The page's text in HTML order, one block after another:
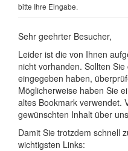
bitte Ihre Eingabe.
Sehr geehrter Besucher,
Leider ist die von Ihnen
nicht vorhanden. Sollten
eingegeben haben,
Möglicherweise haben Sie
altes Bookmark verwendet.
gewünschten Inhalt über
Damit Sie trotzdem schnell
wichtigsten Links: